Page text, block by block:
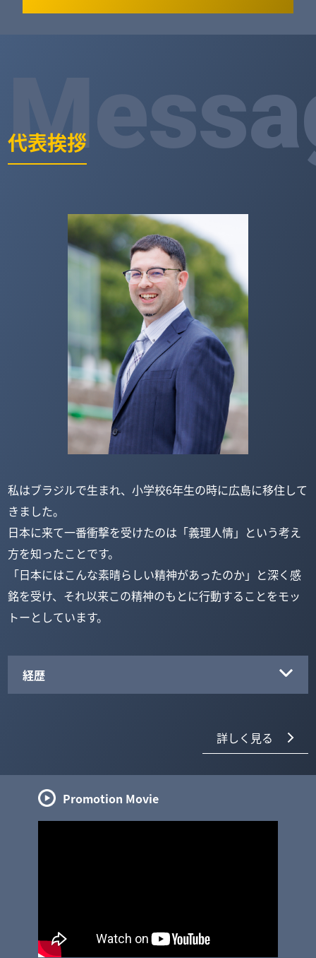
代表挨拶
私はブラジルで生まれ、小学校6年生の時に広島に移住して
きました。
日本に来て一番衝撃を受けたのは「義理人情」という考え
方を知ったことです。
「日本にはこんな素晴らしい精神があったのか」と深く感
銘を受け、それ以来この精神のもとに行動することをモッ
トーとしています。
経歴
詳しく見る
Promotion Movie